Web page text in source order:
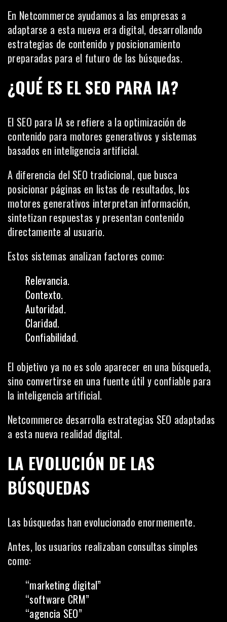
En Netcommerce ayudamos a las empresas a
adaptarse a esta nueva era digital, desarrollando
estrategias de contenido y posicionamiento
preparadas para el futuro de las búsquedas.
¿QUÉ ES EL SEO PARA IA?
El SEO para IA se refiere a la optimización de
contenido para motores generativos y sistemas
basados en inteligencia artificial.
A diferencia del SEO tradicional, que busca
posicionar páginas en listas de resultados, los
motores generativos interpretan información,
sintetizan respuestas y presentan contenido
directamente al usuario.
Estos sistemas analizan factores como:
Relevancia.
Contexto.
Autoridad.
Claridad.
Confiabilidad.
El objetivo ya no es solo aparecer en una búsqueda,
sino convertirse en una fuente útil y confiable para
la inteligencia artificial.
Netcommerce desarrolla estrategias SEO adaptadas
a esta nueva realidad digital.
LA EVOLUCIÓN DE LAS
BÚSQUEDAS
Las búsquedas han evolucionado enormemente.
Antes, los usuarios realizaban consultas simples
como:
“marketing digital”
“software CRM”
“agencia SEO”